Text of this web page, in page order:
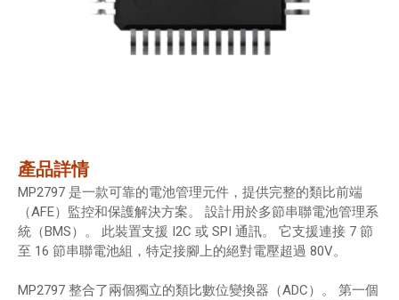
產品詳情
MP2797 是一款可靠的電池管理元件，提供完整的類比前端
（AFE）監控和保護解決方案。 設計用於多節串聯電池管理系
統（BMS）。 此裝置支援 I2C 或 SPI 通訊。 它支援連接 7 節
至 16 節串聯電池組，特定接腳上的絕對電壓超過 80V。
MP2797 整合了兩個獨立的類比數位變換器（ADC）。 第一個